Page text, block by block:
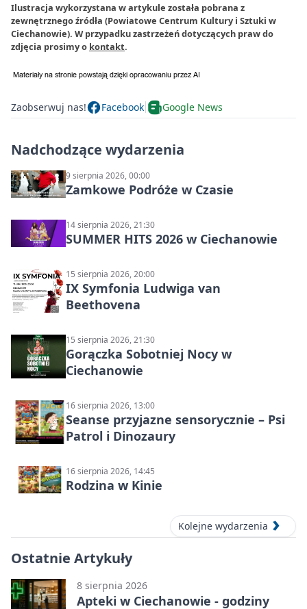
Ilustracja wykorzystana w artykule została pobrana z
zewnętrznego źródła (Powiatowe Centrum Kultury i Sztuki w
Ciechanowie). W przypadku zastrzeżeń dotyczących praw do
zdjęcia prosimy o kontakt.
Zaobserwuj nas! Facebook Google News
Nadchodzące wydarzenia
9 sierpnia 2026, 00:00
Zamkowe Podróże w Czasie
14 sierpnia 2026, 21:30
SUMMER HITS 2026 w Ciechanowie
15 sierpnia 2026, 20:00
IX Symfonia Ludwiga van
Beethovena
15 sierpnia 2026, 21:30
Gorączka Sobotniej Nocy w
Ciechanowie
16 sierpnia 2026, 13:00
Seanse przyjazne sensorycznie – Psi
Patrol i Dinozaury
16 sierpnia 2026, 14:45
Rodzina w Kinie
Kolejne wydarzenia
Ostatnie Artykuły
8 sierpnia 2026
Apteki w Ciechanowie - godziny